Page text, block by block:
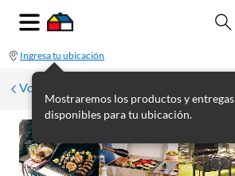
Ingresa tu ubicación
Mostraremos los productos y entregas
disponibles para tu ubicación.
Volver a Aire Libre